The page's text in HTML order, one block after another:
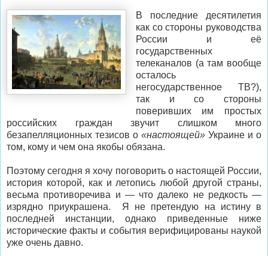
В последние десятилетия
как со стороны руководства
России и её
государственных
телеканалов (а там вообще
осталось
негосударственное ТВ?),
так и со стороны
поверивших им простых
российских граждан звучит слишком много
безапелляционных тезисов о «настоящей» Украине и о
том, кому и чем она якобы обязана.
Поэтому сегодня я хочу поговорить о настоящей России,
история которой, как и летопись любой другой страны,
весьма противоречива и — что далеко не редкость —
изрядно приукрашена. Я не претендую на истину в
последней инстанции, однако приведенные ниже
исторические факты и события верифицированы наукой
уже очень давно.